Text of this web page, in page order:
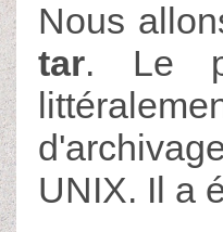
Nous
tar. Le
UNIX. Il a